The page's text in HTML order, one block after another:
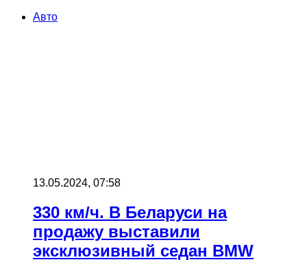
Авто
13.05.2024, 07:58
330 км/ч. В Беларуси на
продажу выставили
эксклюзивный седан BMW